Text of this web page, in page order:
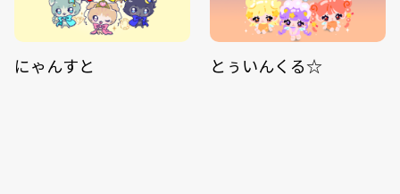
にゃんすと とぅいんくる☆